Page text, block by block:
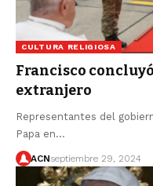
CULTURA RELIGIOSA
Francisco
extranjero
Representantes del
Papa en…
ACNseptiembre 29, 2024